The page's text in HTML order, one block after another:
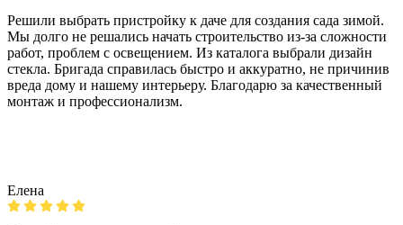
Решили выбрать пристройку к даче для создания сада зимой.
Мы долго не решались начать строительство из-за сложности
работ, проблем с освещением. Из каталога выбрали дизайн
стекла. Бригада справилась быстро и аккуратно, не причинив
вреда дому и нашему интерьеру. Благодарю за качественный
монтаж и профессионализм.
Елена